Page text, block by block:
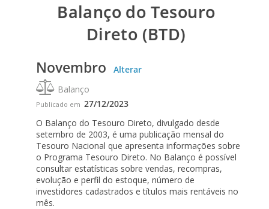
Balanço do Tesouro
Direto (BTD)
Novembro
Alterar
Balanço
Publicado em 27/12/2023
O Balanço do Tesouro Direto, divulgado desde
setembro de 2003, é uma publicação mensal do
Tesouro Nacional que apresenta informações sobre
o Programa Tesouro Direto. No Balanço é possível
consultar estatísticas sobre vendas, recompras,
evolução e perfil do estoque, número de
investidores cadastrados e títulos mais rentáveis no
mês.